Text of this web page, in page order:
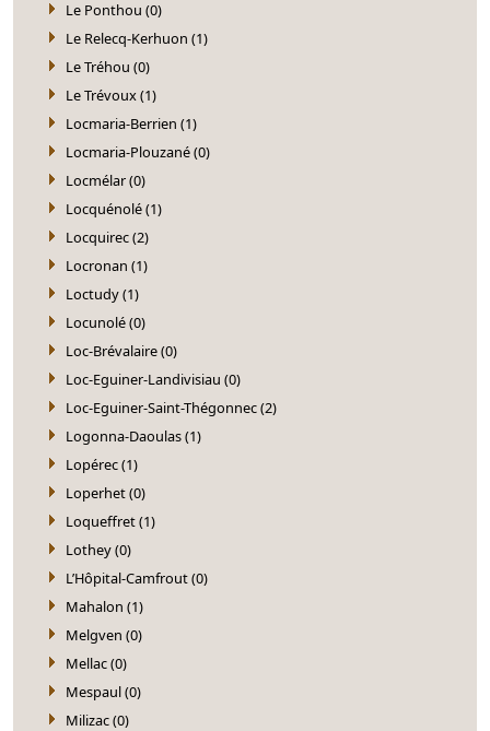
Le Ponthou (0)
Le Relecq-Kerhuon (1)
Le Tréhou (0)
Le Trévoux (1)
Locmaria-Berrien (1)
Locmaria-Plouzané (0)
Locmélar (0)
Locquénolé (1)
Locquirec (2)
Locronan (1)
Loctudy (1)
Locunolé (0)
Loc-Brévalaire (0)
Loc-Eguiner-Landivisiau (0)
Loc-Eguiner-Saint-Thégonnec (2)
Logonna-Daoulas (1)
Lopérec (1)
Loperhet (0)
Loqueffret (1)
Lothey (0)
L’Hôpital-Camfrout (0)
Mahalon (1)
Melgven (0)
Mellac (0)
Mespaul (0)
Milizac (0)